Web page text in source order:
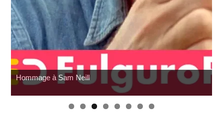
Wonfest : les indépendants